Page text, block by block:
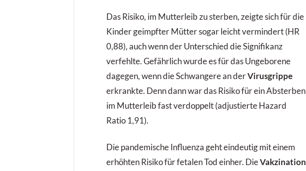
Das Risiko, im Mutterleib zu sterben, zeigte sich für die
Kinder geimpfter Mütter sogar leicht vermindert (HR
0,88), auch wenn der Unterschied die Signifikanz
verfehlte. Gefährlich wurde es für das Ungeborene
dagegen, wenn die Schwangere an derVirusgrippe
erkrankte. Denn dann war das Risiko für ein Absterben
im Mutterleib fast verdoppelt (adjustierte Hazard
Ratio 1,91).
Die pandemische Influenza geht eindeutig mit einem
erhöhten Risiko für fetalen Tod einher. DieVakzination